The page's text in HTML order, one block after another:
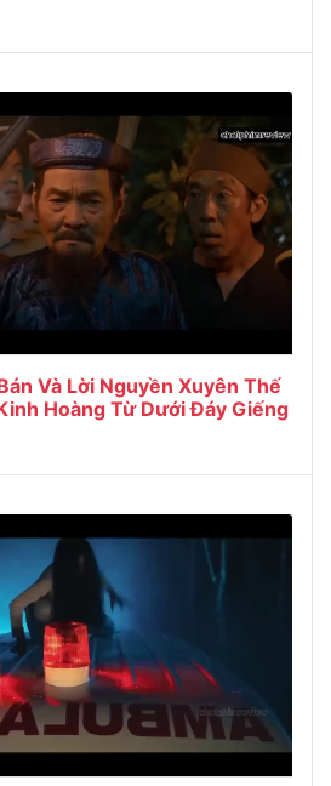
Và Lời Nguyền Xuyên Thế
Hoàng Từ Dưới Đáy Giếng